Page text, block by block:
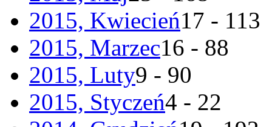
2015, Kwiecień17 - 113
2015, Marzec16 - 88
2015, Luty9 - 90
2015, Styczeń4 - 22